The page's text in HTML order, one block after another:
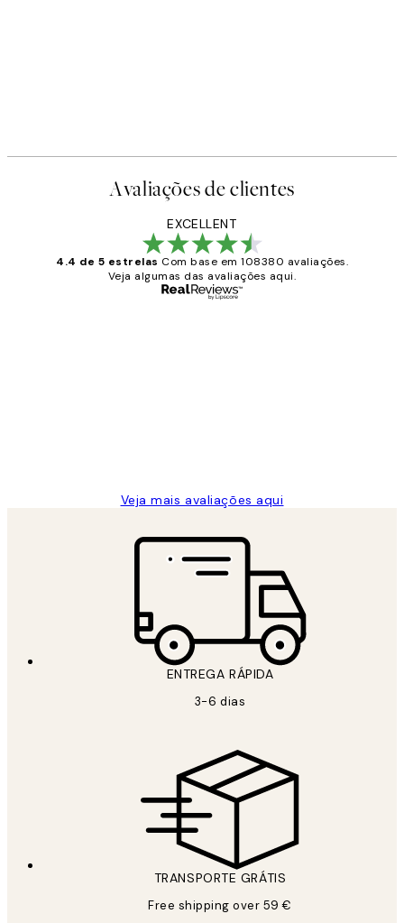
Avaliações de clientes
EXCELLENT
4.4 de 5 estrelas Com base em 108380 avaliações.
Veja algumas das avaliações aqui.
Veja mais avaliações aqui
ENTREGA RÁPIDA
3-6 dias
TRANSPORTE GRÁTIS
Free shipping over 59 €